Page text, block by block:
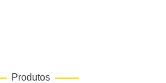
Produtos